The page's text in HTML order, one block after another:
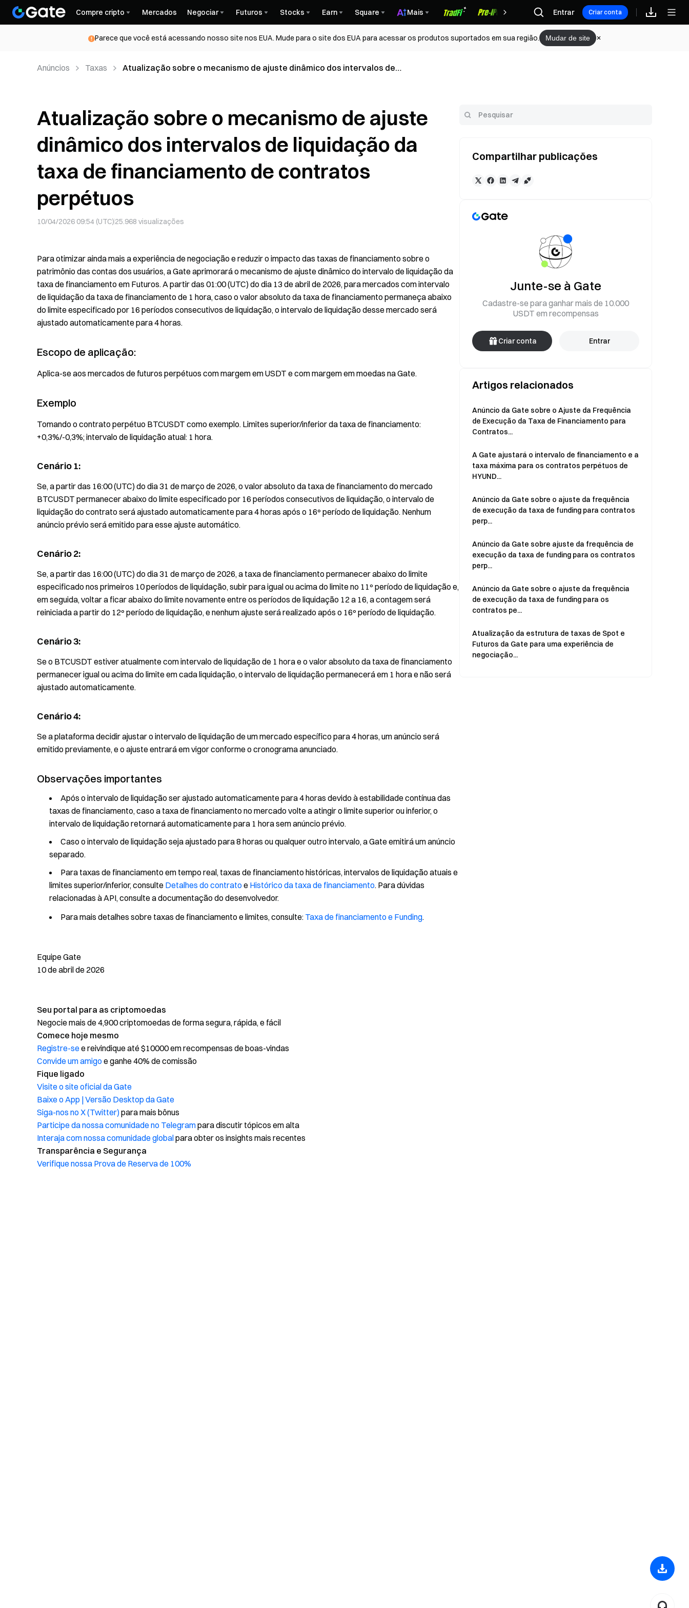
Compre cripto Mercados Negociar Futuros Stocks Earn Square Mais Recompensas
Entrar Criar conta
Parece que você está acessando nosso site nos EUA. Mude para o site dos EUA para acessar os produtos suportados em sua região. Mudar de site
Anúncios Taxas
Atualização sobre o mecanismo de ajuste dinâmico dos intervalos de
Atualização sobre o mecanismo de ajuste
dinâmico dos intervalos de liquidação da
taxa de financiamento de contratos
perpétuos
10/04/2026 09:54 (UTC)25.968 visualizações
Para otimizar ainda mais a experiência de negociação e reduzir o impacto das taxas de financiamento sobre o
patrimônio das contas dos usuários, a Gate aprimorará o mecanismo de ajuste dinâmico do intervalo de liquidação da
taxa de financiamento em Futuros. A partir das 01:00 (UTC) do dia 13 de abril de 2026, para mercados com intervalo
de liquidação da taxa de financiamento de 1 hora, caso o valor absoluto da taxa de financiamento permaneça abaixo
do limite especificado por 16 períodos consecutivos de liquidação, o intervalo de liquidação desse mercado será
ajustado automaticamente para 4 horas.
Escopo de aplicação:
Aplica-se aos mercados de futuros perpétuos com margem em USDT e com margem em moedas na Gate.
Exemplo
Tomando o contrato perpétuo BTCUSDT como exemplo. Limites superior/inferior da taxa de financiamento:
+0,3%/-0,3%; intervalo de liquidação atual: 1 hora.
Cenário 1:
Se, a partir das 16:00 (UTC) do dia 31 de março de 2026, o valor absoluto da taxa de financiamento do mercado
BTCUSDT permanecer abaixo do limite especificado por 16 períodos consecutivos de liquidação, o intervalo de
liquidação do contrato será ajustado automaticamente para 4 horas após o 16º período de liquidação. Nenhum
anúncio prévio será emitido para esse ajuste automático.
Cenário 2:
Se, a partir das 16:00 (UTC) do dia 31 de março de 2026, a taxa de financiamento permanecer abaixo do limite
especificado nos primeiros 10 períodos de liquidação, subir para igual ou acima do limite no 11º período de liquidação e,
em seguida, voltar a ficar abaixo do limite novamente entre os períodos de liquidação 12 a 16, a contagem será
reiniciada a partir do 12º período de liquidação, e nenhum ajuste será realizado após o 16º período de liquidação.
Cenário 3:
Se o BTCUSDT estiver atualmente com intervalo de liquidação de 1 hora e o valor absoluto da taxa de financiamento
permanecer igual ou acima do limite em cada liquidação, o intervalo de liquidação permanecerá em 1 hora e não será
ajustado automaticamente.
Cenário 4:
Se a plataforma decidir ajustar o intervalo de liquidação de um mercado específico para 4 horas, um anúncio será
emitido previamente, e o ajuste entrará em vigor conforme o cronograma anunciado.
Observações importantes
Após o intervalo de liquidação ser ajustado automaticamente para 4 horas devido à estabilidade contínua das
taxas de financiamento, caso a taxa de financiamento no mercado volte a atingir o limite superior ou inferior, o
intervalo de liquidação retornará automaticamente para 1 hora sem anúncio prévio.
Caso o intervalo de liquidação seja ajustado para 8 horas ou qualquer outro intervalo, a Gate emitirá um anúncio
separado.
Para taxas de financiamento em tempo real, taxas de financiamento históricas, intervalos de liquidação atuais e
limites superior/inferior, consulte Detalhes do contrato e Histórico da taxa de financiamento. Para dúvidas
relacionadas à API, consulte a documentação do desenvolvedor.
Para mais detalhes sobre taxas de financiamento e limites, consulte: Taxa de financiamento e Funding.
Equipe Gate
10 de abril de 2026
Seu portal para as criptomoedas
Negocie mais de 4,900 criptomoedas de forma segura, rápida, e fácil
Comece hoje mesmo
Registre-see reivindique até $10000 em recompensas de boas-vindas
Convide um amigo e ganhe 40% de comissão
Fique ligado
Visite o site oficial da Gate
Baixe o App | Versão Desktop da Gate
Siga-nos no X (Twitter)para mais bônus
Participe da nossa comunidade no Telegrampara discutir tópicos em alta
Interaja com nossa comunidade globalpara obter os insights mais recentes
Transparência e Segurança
Verifique nossa Prova de Reserva de 100%
Compartilhar publicações
Junte-se à Gate
Cadastre-se para ganhar mais de 10.000
USDT em recompensas
Criar conta Entrar
Artigos relacionados
Anúncio da Gate sobre o Ajuste da Frequência
de Execução da Taxa de Financiamento para
Contratos...
A Gate ajustará o intervalo de financiamento e a
taxa máxima para os contratos perpétuos de
HYUND...
Anúncio da Gate sobre o ajuste da frequência
de execução da taxa de funding para contratos
perp...
Anúncio da Gate sobre ajuste da frequência de
execução da taxa de funding para os contratos
perp...
Anúncio da Gate sobre o ajuste da frequência
de execução da taxa de funding para os
contratos pe...
Atualização da estrutura de taxas de Spot e
Futuros da Gate para uma experiência de
negociação...